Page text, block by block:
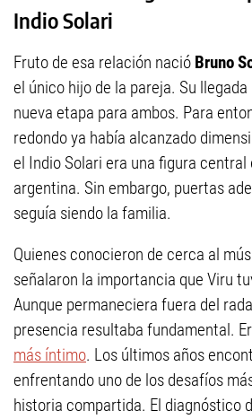
Indio Solari
Fruto de esa relación nació Bruno
el único hijo de la pareja. Su
nueva etapa para ambos. Para
redondo ya había alcanzado
el Indio Solari era una figura central
argentina. Sin embargo, puertas
seguía siendo la familia.
Quienes conocieron de cerca al
señalaron la importancia que Viru
Aunque permaneciera fuera del
presencia resultaba fundamental.
más íntimo. Los últimos años
enfrentando uno de los desafíos
historia compartida. El diagnóstico